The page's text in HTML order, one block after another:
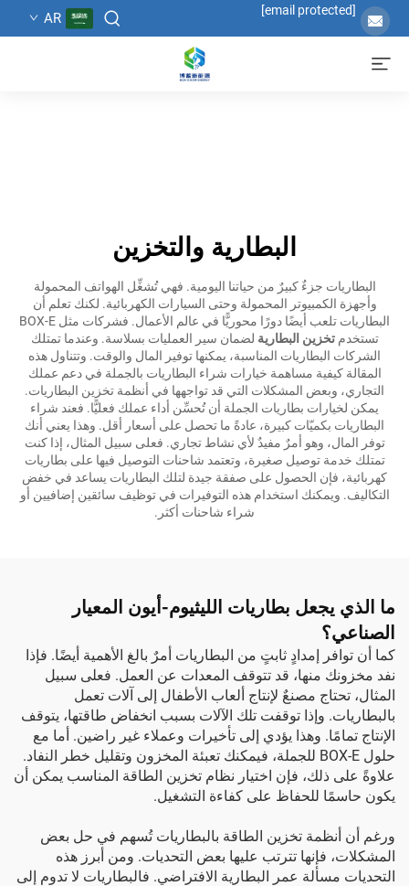
[email protected]
AR
البطارية والتخزين
البطاريات جزءٌ كبيرٌ من حياتنا اليومية. فهي تُشغِّل الهواتف المحمولة
وأجهزة الكمبيوتر المحمولة وحتى السيارات الكهربائية. لكنك تعلم أن
البطاريات تلعب أيضًا دورًا محوريًّا في عالم الأعمال. فشركات مثل BOX-E
تستخدمتخزين البطارية لضمان سير العمليات بسلاسة. وعندما تمتلك
الشركات البطاريات المناسبة، يمكنها توفير المال والوقت. وتتناول هذه
المقالة كيفية مساهمة خيارات شراء البطاريات بالجملة في دعم عملك
التجاري، وبعض المشكلات التي قد تواجهها في أنظمة تخزين البطاريات.
يمكن لخيارات بطاريات الجملة أن تُحسِّن أداء عملك فعليًّا. فعند شراء
البطاريات بكميّات كبيرة، عادةً ما تحصل على أسعار أقل. وهذا يعني أنك
توفر المال، وهو أمرٌ مفيدٌ لأي نشاط تجاري. فعلى سبيل المثال، إذا كنت
تمتلك خدمة توصيل صغيرة، وتعتمد شاحنات التوصيل فيها على بطاريات
كهربائية، فإن الحصول على صفقة جيدة لتلك البطاريات يساعد في خفض
التكاليف. ويمكنك استخدام هذه التوفيرات في توظيف سائقين إضافيين أو
شراء شاحنات أكثر.
ما الذي يجعل بطاريات الليثيوم-أيون المعيار
الصناعي؟
كما أن توافر إمدادٍ ثابتٍ من البطاريات أمرٌ بالغ الأهمية أيضًا. فإذا
نفد مخزونك منها، قد تتوقف المعدات عن العمل. فعلى سبيل
المثال، تحتاج مصنعٌ لإنتاج ألعاب الأطفال إلى آلات تعمل
بالبطاريات. وإذا توقفت تلك الآلات بسبب انخفاض طاقتها، يتوقف
الإنتاج تمامًا. وهذا يؤدي إلى تأخيرات وعملاء غير راضين. أما مع
حلول BOX-E للجملة، فيمكنك تعبئة المخزون وتقليل خطر النفاد.
علاوةً على ذلك، فإن اختيار نظام تخزين الطاقة المناسب يمكن أن
يكون حاسمًا للحفاظ على كفاءة التشغيل.
ورغم أن أنظمة تخزين الطاقة بالبطاريات تُسهم في حل بعض
المشكلات، فإنها تترتب عليها بعض التحديات. ومن أبرز هذه
التحديات مسألة عمر البطارية الافتراضي. فالبطاريات لا تدوم إلى